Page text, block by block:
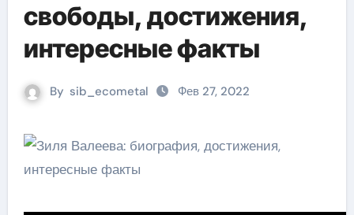
свободы, достижения,
интересные факты
By sib_ecometal Фев 27, 2022